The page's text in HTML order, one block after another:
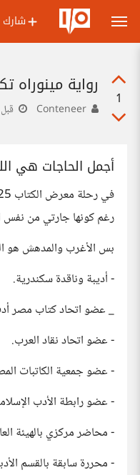
شارك
1
رواية
قبل 8 أشهر
أجمل الحاجات هي
رغم كونها جارتي من نفس
بس الأغرب والمدهش هو
- أديبة وناقدة سكندرية.
_ عضو اتحاد كتاب مصر
- عضو اتحاد نقاد العرب.
- عضو جمعية الكاتبات
- عضو رابطة الأدب
- محاضر مركزي بالهيئة
- محررة سابقة بالقسم